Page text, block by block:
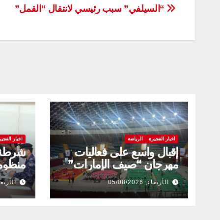
تصفّح
“السيلفي” سبب رئيسي لانتقال “القمل”
اخبار الفجيرة الرياضة
إقبال واسع على فعاليات
مهرجان “صيف الإمارات”
بالفجيرة
الأربعاء, 05/08/2026
اخبار
الأربعاء,